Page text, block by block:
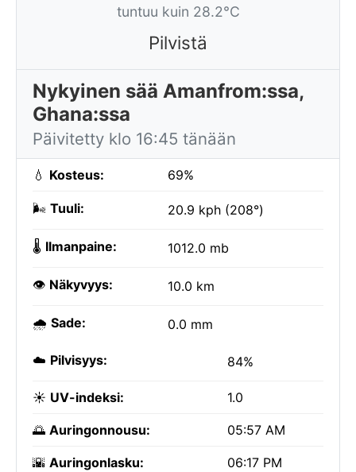
tuntuu kuin 28.2°C
Pilvistä
Nykyinen sää Amanfrom:ssa,
Ghana:ssa
Päivitetty klo 16:45 tänään
💧 Kosteus: 69%
🌬️ Tuuli: 20.9 kph (208°)
🌡️ Ilmanpaine: 1012.0 mb
👁️ Näkyvyys: 10.0 km
🌧️ Sade: 0.0 mm
☁️ Pilvisyys: 84%
☀️ UV-indeksi: 1.0
🌅 Auringonnousu: 05:57 AM
🌇 Auringonlasku: 06:17 PM